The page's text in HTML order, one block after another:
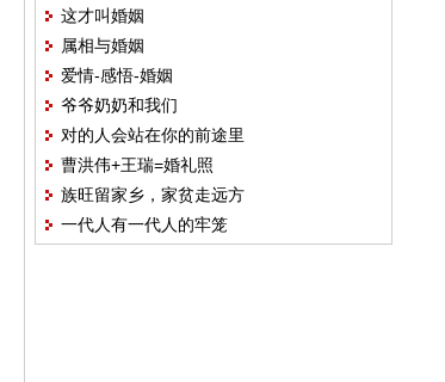
这才叫婚姻
属相与婚姻
爱情-感悟-婚姻
爷爷奶奶和我们
对的人会站在你的前途里
曹洪伟+王瑞=婚礼照
族旺留家乡，家贫走远方
一代人有一代人的牢笼